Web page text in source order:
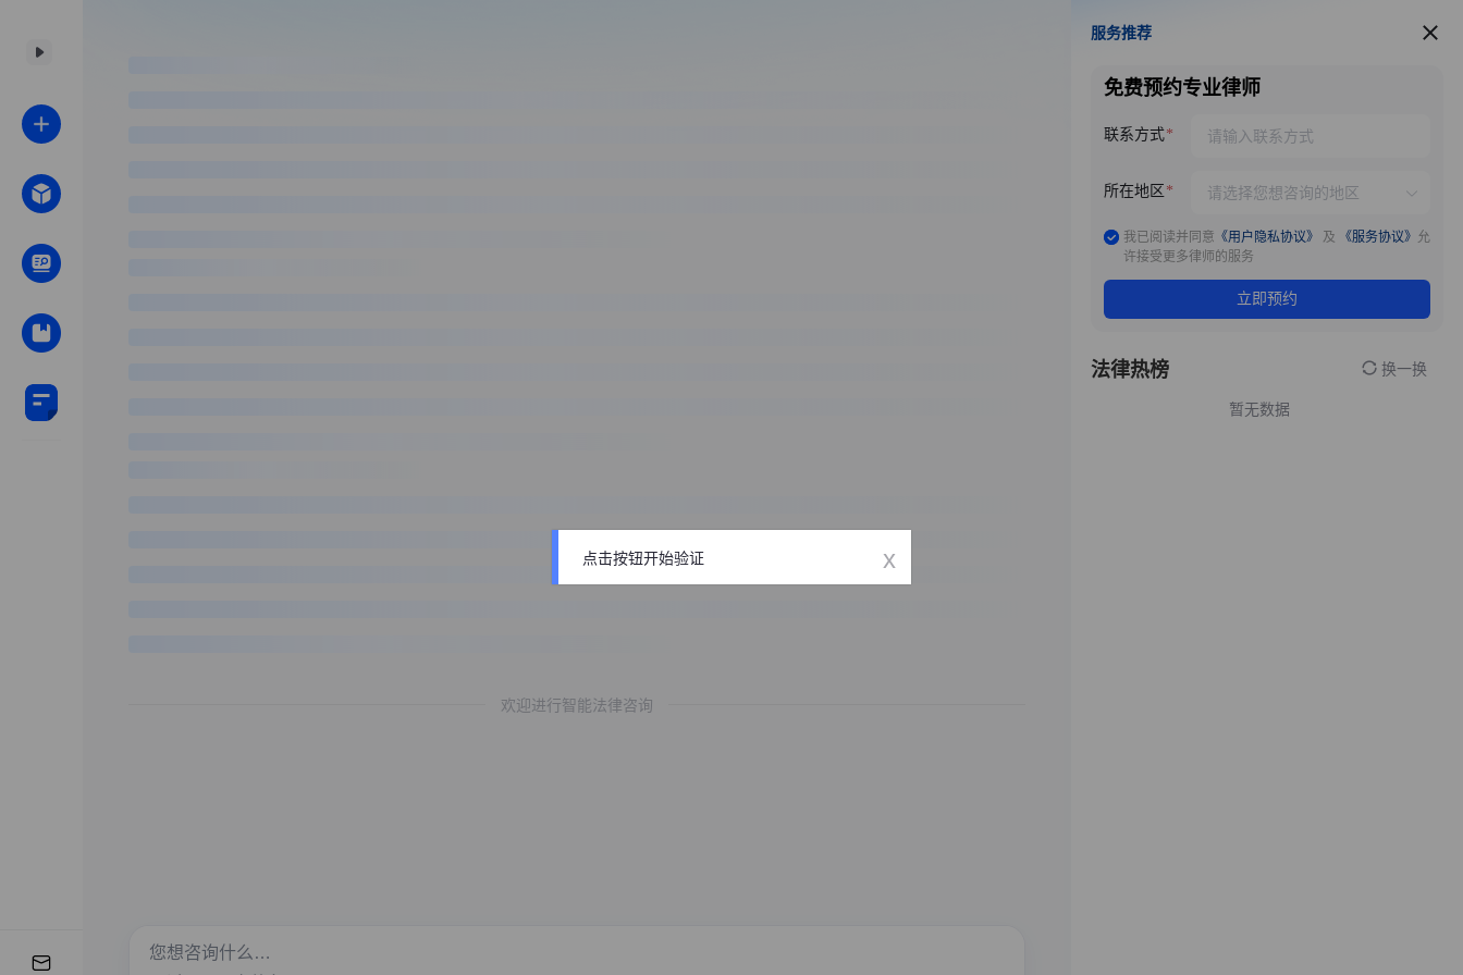
欢迎进行智能法律咨询
服务推荐
服务推荐
免费预约专业律师
联系方式
所在地区
我已阅读并同意 《用户隐私协议》 及 《服务协议》 允
许接受更多律师的服务
立即预约
法律热榜 换一换
暂无数据
点击按钮开始验证 x